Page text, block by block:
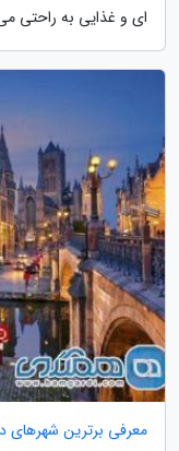
ای و غذایی به راحتی
معرفی برترین شهرهای